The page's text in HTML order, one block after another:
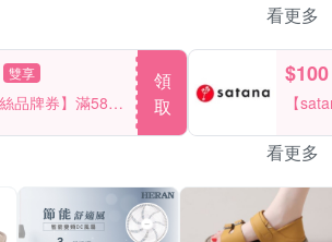
看更多
雙享
絲品牌券】滿580
領
取
$100
【
一件
看更多